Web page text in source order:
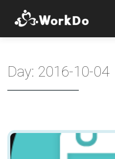
Day: 2016-10-04